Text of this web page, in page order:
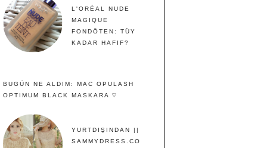
L'ORÉAL NUDE
MAGIQUE
FONDÖTEN: TÜY
KADAR HAFIF?
BUGÜN NE ALDIM: MAC OPULASH
OPTIMUM BLACK MASKARA ♡
YURTDIŞINDAN ||
SAMMYDRESS.CO